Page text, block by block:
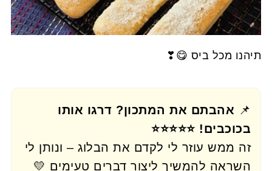
תיהנו מכל ביס 😋❣
📌 אהבתם את המתכון? דרגו אותו
בכוכבים! ⭐⭐⭐⭐⭐
זה ממש עוזר לי לקדם את הבלוג – ונותן לי
השראה להמשיך ליצור דברים טעימים 💛